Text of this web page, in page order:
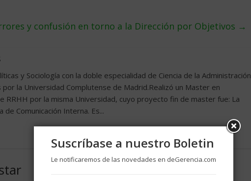
y confusión en torno a la Dirección por Objetivos →
y Sociología con la doble especialidad de Ciencia de la Administración
la Universidad Complutense de Madrid.Realizó un Master en
RRHH por la misma Universidad, cuyo proyecto fin de master fue: La
Comunicación Interna. Es...
Suscríbase a nuestro Boletin
Le notificaremos de las novedades en deGerencia.com